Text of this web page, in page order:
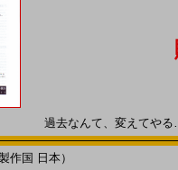
過去なんて、変えてや
作国 日本）